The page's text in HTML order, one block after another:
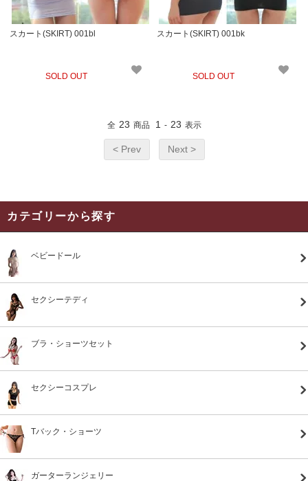
スカート(SKIRT) 001bl
SOLD OUT
スカート(SKIRT) 001bk
SOLD OUT
全 23 商品 1 - 23 表示
< Prev Next >
カテゴリーから探す
ベビードール
セクシーテディ
ブラ・ショーツセット
セクシーコスプレ
Tバック・ショーツ
ガーターランジェリー